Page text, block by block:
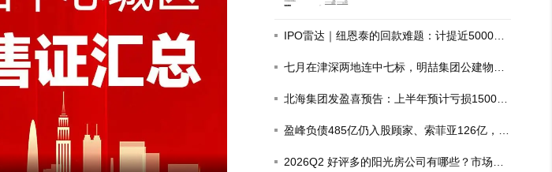
东应占亏损1.76亿港元，对比去年
同期24.06亿港元亏损收窄；剔除物
润33.11…
IPO雷达｜纽恩泰的回款难题：计提近5000万
七月在津深两地连中七标，明喆集团公建物业
北海集团发盈喜预告：上半年预计亏损1500
盈峰负债485亿仍入股顾家、索菲亚126亿，这
2026Q2 好评多的阳光房公司有哪些？市场现